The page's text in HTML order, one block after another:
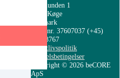
Æblelunden 1
4600 Køge
Danmark
CVR nr. 37607037 (+45)
22738767
Privatlivspolitik
Handelsbetingelser
Copyright © 2026 beCORE
ApS